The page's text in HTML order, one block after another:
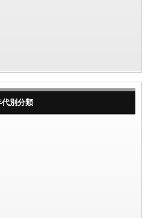
代別分類